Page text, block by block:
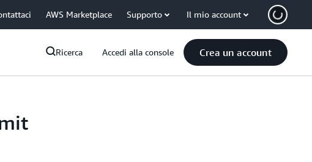
AWS Marketplace Supporto Il mio account
Ricerca Accedi alla console Crea un account